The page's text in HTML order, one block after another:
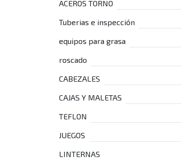
ACEROS TORNO
Tuberias e inspección
equipos para grasa
roscado
CABEZALES
CAJAS Y MALETAS
TEFLON
JUEGOS
LINTERNAS